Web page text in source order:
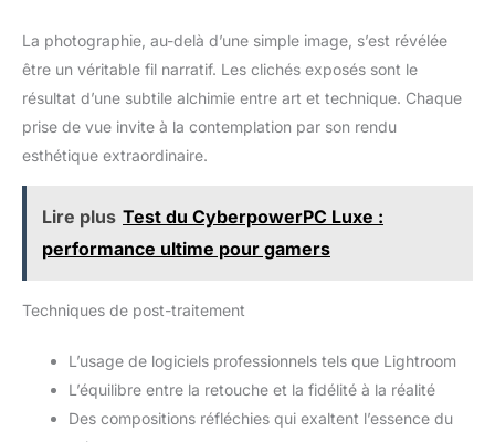
La photographie, au-delà d’une simple image, s’est révélée
être un véritable fil narratif. Les clichés exposés sont le
résultat d’une subtile alchimie entre art et technique. Chaque
prise de vue invite à la contemplation par son rendu
esthétique extraordinaire.
Lire plus Test du CyberpowerPC Luxe :
performance ultime pour gamers
Techniques de post-traitement
L’usage de logiciels professionnels tels que Lightroom
L’équilibre entre la retouche et la fidélité à la réalité
Des compositions réfléchies qui exaltent l’essence du